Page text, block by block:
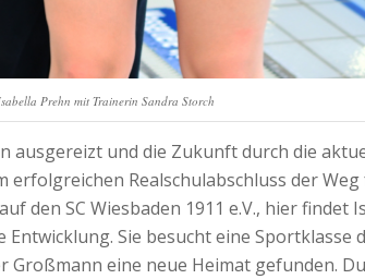
Prehn mit Trainerin Sandra Storch
ausgereizt und die Zukunft durch die
erfolgreichen Realschulabschluss der
den SC Wiesbaden 1911 e.V., hier findet
Sie besucht eine Sportklasse
eine neue Heimat gefunden.